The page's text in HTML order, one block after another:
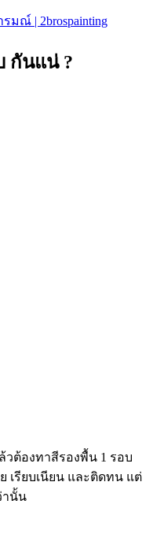
มณ์ | 2brospainting
กันแน่ ?
ต้องทาสีรองพื้น 1 รอบ
เรียบเนียน และติดทน แต่
านั้น